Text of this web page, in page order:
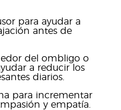
para ayudar a
antes de
del ombligo o
a reducir los
diarios.
para incrementar
y empatía.